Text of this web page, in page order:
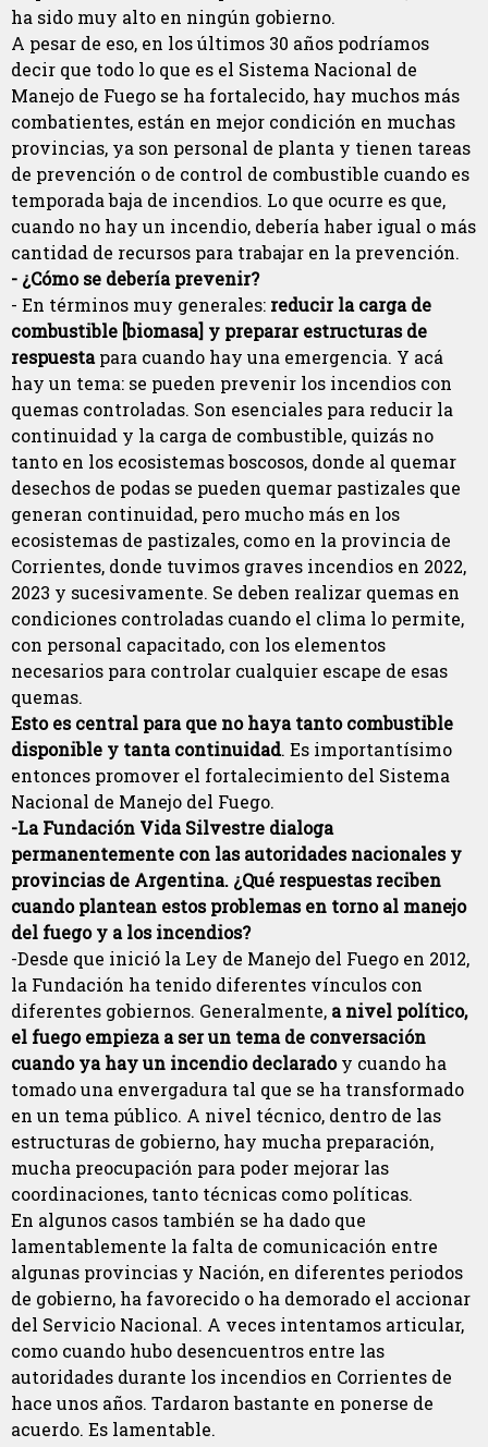
ha sido muy alto en ningún gobierno.
A pesar de eso, en los últimos 30 años podríamos
decir que todo lo que es el Sistema Nacional de
Manejo de Fuego se ha fortalecido, hay muchos más
combatientes, están en mejor condición en muchas
provincias, ya son personal de planta y tienen tareas
de prevención o de control de combustible cuando es
temporada baja de incendios. Lo que ocurre es que,
cuando no hay un incendio, debería haber igual o más
cantidad de recursos para trabajar en la prevención.
- ¿Cómo se debería prevenir?
- En términos muy generales: reducir la carga de
combustible [biomasa] y preparar estructuras de
respuestapara cuando hay una emergencia. Y acá
hay un tema: se pueden prevenir los incendios con
quemas controladas. Son esenciales para reducir la
continuidad y la carga de combustible, quizás no
tanto en los ecosistemas boscosos, donde al quemar
desechos de podas se pueden quemar pastizales que
generan continuidad, pero mucho más en los
ecosistemas de pastizales, como en la provincia de
Corrientes, donde tuvimos graves incendios en 2022,
2023 y sucesivamente. Se deben realizar quemas en
condiciones controladas cuando el clima lo permite,
con personal capacitado, con los elementos
necesarios para controlar cualquier escape de esas
quemas.
Esto es central para que no haya tanto combustible
disponible y tanta continuidad. Es importantísimo
entonces promover el fortalecimiento del Sistema
Nacional de Manejo del Fuego.
-La Fundación Vida Silvestre dialoga
permanentemente con las autoridades nacionales y
provincias de Argentina. ¿Qué respuestas reciben
cuando plantean estos problemas en torno al manejo
del fuego y a los incendios?
-Desde que inició la Ley de Manejo del Fuego en 2012,
la Fundación ha tenido diferentes vínculos con
diferentes gobiernos. Generalmente, a nivel político,
el fuego empieza a ser un tema de conversación
cuando ya hay un incendio declaradoy cuando ha
tomado una envergadura tal que se ha transformado
en un tema público. A nivel técnico, dentro de las
estructuras de gobierno, hay mucha preparación,
mucha preocupación para poder mejorar las
coordinaciones, tanto técnicas como políticas.
En algunos casos también se ha dado que
lamentablemente la falta de comunicación entre
algunas provincias y Nación, en diferentes periodos
de gobierno, ha favorecido o ha demorado el accionar
del Servicio Nacional. A veces intentamos articular,
como cuando hubo desencuentros entre las
autoridades durante los incendios en Corrientes de
hace unos años. Tardaron bastante en ponerse de
acuerdo. Es lamentable.